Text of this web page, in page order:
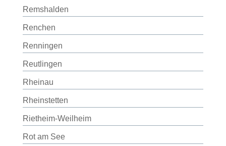
Remshalden
Renchen
Renningen
Reutlingen
Rheinau
Rheinstetten
Rietheim-Weilheim
Rot am See